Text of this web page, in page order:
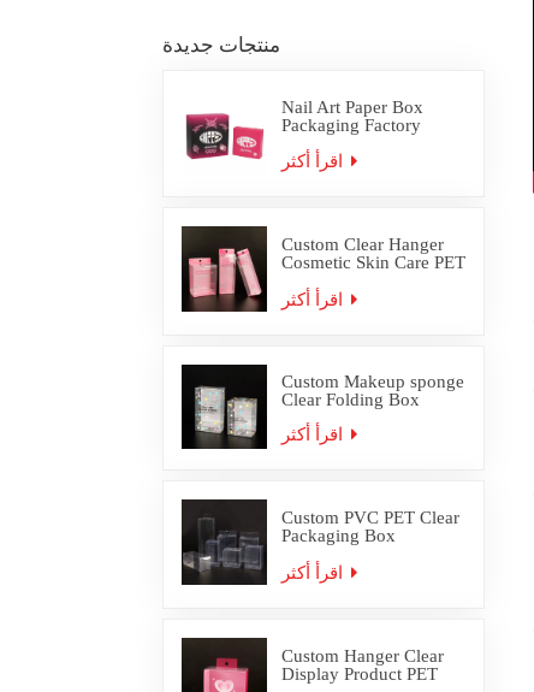
منتجات جديدة
Nail Art Paper Box
Packaging Factory
Custom Clear Hanger
Cosmetic Skin Care PET
Custom Makeup sponge
Clear Folding Box
Custom PVC PET Clear
Packaging Box
Custom Hanger Clear
Display Product PET